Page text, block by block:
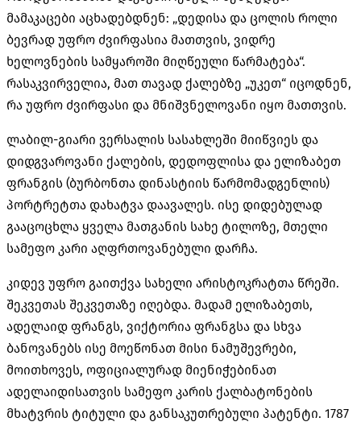
მამაკაცები აცხადებდნენ: „დედისა და ცოლის როლი
ბევრად უფრო ძვირფასია მათთვის, ვიდრე
ხელოვნების სამყაროში მიღწეული წარმატება“.
რასაკვირველია, მათ თავად ქალებზე „უკეთ“ იცოდნენ,
რა უფრო ძვირფასი და მნიშვნელოვანი იყო მათთვის.
ლაბილ-გიარი ვერსალის სასახლეში მიიწვიეს და
დიდგვაროვანი ქალების, დედოფლისა და ელიზაბეთ
ფრანგის (ბურბონთა დინასტიის წარმომადგენლის)
პორტრეტთა დახატვა დაავალეს. ისე დიდებულად
გააცოცხლა ყველა მათგანის სახე ტილოზე, მთელი
სამეფო კარი აღფრთოვანებული დარჩა.
კიდევ უფრო გაითქვა სახელი არისტოკრატთა წრეში.
შეკვეთას შეკვეთაზე იღებდა. მადამ ელიზაბეთს,
ადელაიდ ფრანგს, ვიქტორია ფრანგსა და სხვა
ბანოვანებს ისე მოეწონათ მისი ნამუშევრები,
მოითხოვეს, ოფიციალურად მიენიჭებინათ
ადელაიდისათვის სამეფო კარის ქალბატონების
მხატვრის ტიტული და განსაკუთრებული პატენტი. 1787